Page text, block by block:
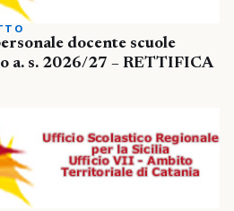
docente scuole
a. s. 2026/27 – RETTIFICA